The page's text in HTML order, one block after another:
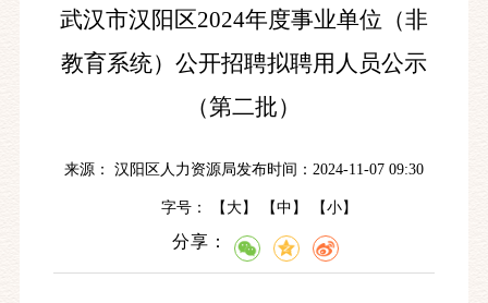
武汉市汉阳区2024年度事业单位（非
教育系统）公开招聘拟聘用人员公示
（第二批）
来源： 汉阳区人力资源局发布时间：2024-11-07 09:30
字号： 【 大】 【中 】 【小】
分享：